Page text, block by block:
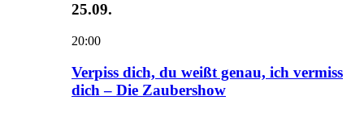
25.09.
20:00
Verpiss dich, du weißt genau, ich vermiss
dich – Die Zaubershow